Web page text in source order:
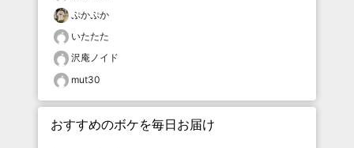
ぷかぷか
いたたた
沢庵ノイド
mut30
おすすめのボケを毎日お届け